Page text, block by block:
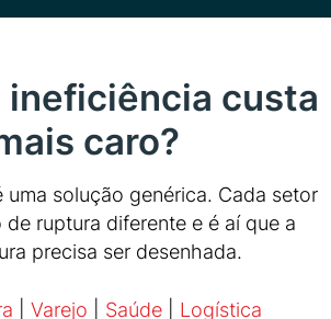
ineficiência custa
caro?
uma solução genérica. Cada setor
ruptura diferente e é aí que a
precisa ser desenhada.
Varejo Saúde| Logística